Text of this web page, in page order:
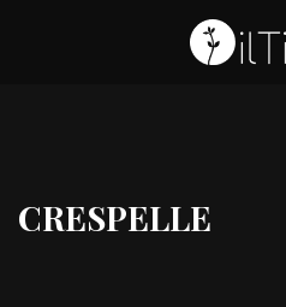
CRESPELLE